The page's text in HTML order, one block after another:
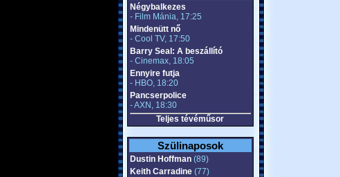
Négybalkezes
- Film Mánia, 17:25
Mindenütt nő
- Cool TV, 17:50
Barry Seal: A beszállító
- Cinemax, 18:05
Ennyire futja
- HBO, 18:20
Pancserpolice
- AXN, 18:30
Teljes tévéműsor
Szülinaposok
Dustin Hoffman(89)
Keith Carradine(77)